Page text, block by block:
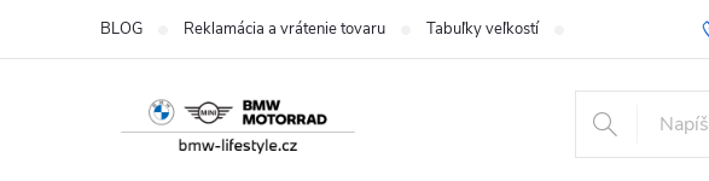
BLOG Reklamácia a vrátenie tovaru Tabuľky veľkostí